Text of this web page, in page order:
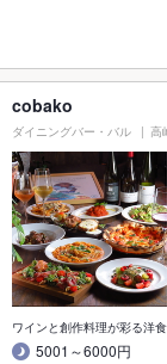
cobako
ダイニングバー・バル 高
ワインと創作料理が彩る洋
5001～6000円